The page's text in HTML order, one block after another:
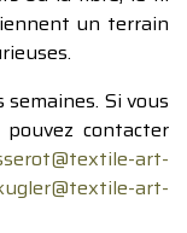
un terrain
Si vous
contacter
art-
art-